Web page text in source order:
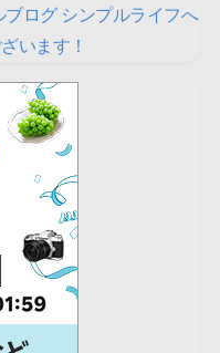
います！